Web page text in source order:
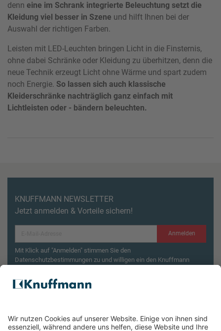
denn eine im Schrank integrierte Beleuchtung setzt die
Kleidung viel besser in Szene und hilft Ihnen bei der
Auswahl der richtigen Farben.
Leisten mit LED-Leuchten bringen Licht in die Finsternis,
ohne dabei Schränke oder Kleidung zu überhitzen, denn die
neue Technik erzeugt Licht ohne Wärme und spart zudem
noch Energie. So lassen sich auch klassische
Kleiderschränke nachträglich ganz einfach mit
Lichtleisten oder - bändern beleuchten.
KNUFFMANN NEWSLETTER
Jetzt anmelden & Vorteile sichern!
Anmelden
Mit Klick auf "Anmelden" stimmen Sie den
Datenschutzbestimmungen zu und willigen ein den Knuffmann
Aktionsbedingungen¹
Wasserkocher